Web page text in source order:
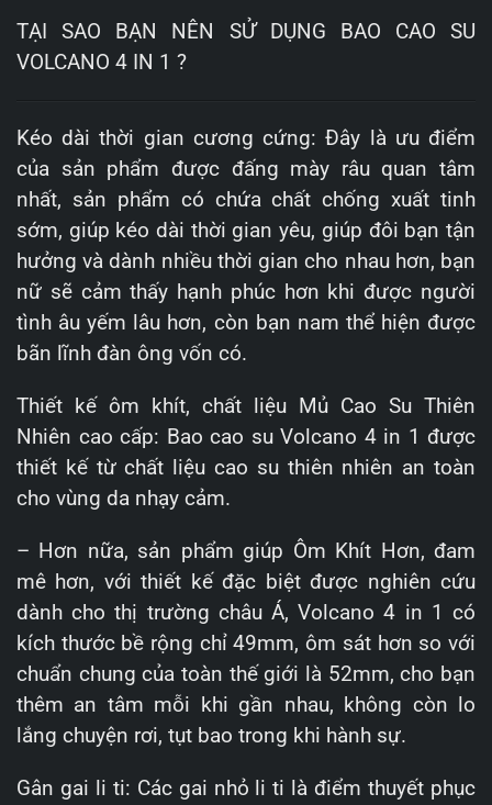
TẠI SAO BẠN NÊN SỬ DỤNG BAO CAO SU
VOLCANO 4 IN 1 ?
Kéo dài thời gian cương cứng: Đây là ưu điểm
của sản phẩm được đấng mày râu quan tâm
nhất, sản phẩm có chứa chất chống xuất tinh
sớm, giúp kéo dài thời gian yêu, giúp đôi bạn tận
hưởng và dành nhiều thời gian cho nhau hơn, bạn
nữ sẽ cảm thấy hạnh phúc hơn khi được người
tình âu yếm lâu hơn, còn bạn nam thể hiện được
bãn lĩnh đàn ông vốn có.
Thiết kế ôm khít, chất liệu Mủ Cao Su Thiên
Nhiên cao cấp: Bao cao su Volcano 4 in 1 được
thiết kế từ chất liệu cao su thiên nhiên an toàn
cho vùng da nhạy cảm.
– Hơn nữa, sản phẩm giúp Ôm Khít Hơn, đam
mê hơn, với thiết kế đặc biệt được nghiên cứu
dành cho thị trường châu Á, Volcano 4 in 1 có
kích thước bề rộng chỉ 49mm, ôm sát hơn so với
chuẩn chung của toàn thế giới là 52mm, cho bạn
thêm an tâm mỗi khi gần nhau, không còn lo
lắng chuyện rơi, tụt bao trong khi hành sự.
Gân gai li ti: Các gai nhỏ li ti là điểm thuyết phục